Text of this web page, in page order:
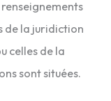
renseignements
de la juridiction
celles de la
sont situées.